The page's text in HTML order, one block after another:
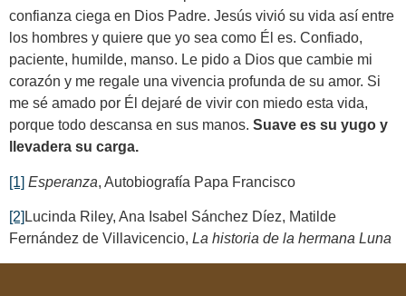
confianza ciega en Dios Padre. Jesús vivió su vida así entre
los hombres y quiere que yo sea como Él es. Confiado,
paciente, humilde, manso. Le pido a Dios que cambie mi
corazón y me regale una vivencia profunda de su amor. Si
me sé amado por Él dejaré de vivir con miedo esta vida,
porque todo descansa en sus manos. Suave es su yugo y
llevadera su carga.
[1] Esperanza, Autobiografía Papa Francisco
[2] Lucinda Riley, Ana Isabel Sánchez Díez, Matilde
Fernández de Villavicencio, La historia de la hermana Luna